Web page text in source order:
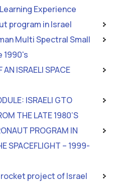
Experience
program in Israel
Multi Spectral Small
1990's
AN ISRAELI SPACE
ISRAELI GTO
THE LATE 1980’S
PROGRAM IN
SPACEFLIGHT – 1999-
project of Israel